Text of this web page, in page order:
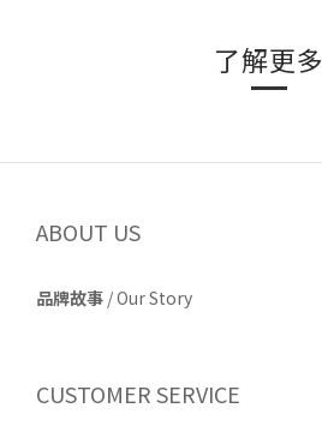
了解更多
ABOUT US
品牌故事 /Our Story
CUSTOMER SERVICE